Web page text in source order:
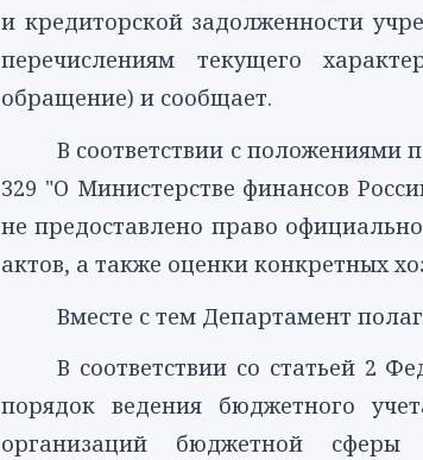
и кредиторской задолженности
перечислениям текущего
обращение) и сообщает.
В соответствии с положениями
329 "О Министерстве финансов
не предоставлено право
актов, а также оценки конкретных
Вместе с тем Департамент
В соответствии со статьей 2
порядок ведения бюджетного
организаций бюджетной сферы